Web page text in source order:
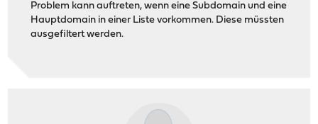
Problem kann auftreten, wenn eine Subdomain und eine
Hauptdomain in einer Liste vorkommen. Diese müssten
ausgefiltert werden.